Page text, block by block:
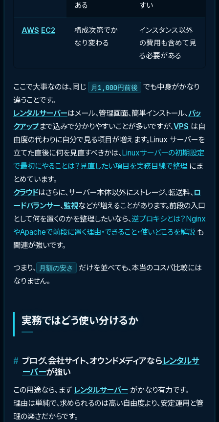
ある
すい
AWS EC2
構成次第でか
なり変わる
インスタンス以外
の費用も含めて見
る必要がある
ここで大事なのは、同じ 月1,000円前後
でも中身がかなり
違うことです。
レンタルサーバーはメール、管理画面、簡単インストール、バッ
クアップまで込みで分かりやすいことが多いですが、VPS は自
由度の代わりに自分で見る項目が増えます。Linux サーバーを
立てた直後に何を見直すべきかは、 Linuxサーバーの初期設定
で最初にやることは？見直したい項目を実務目線で整理 にま
とめています。
クラウドはさらに、サーバー本体以外にストレージ、転送料、 ロ
ードバランサー、監視などが増えることがあります。前段の入口
として何を置くのかを整理したいなら、逆プロキシとは？Nginx
やApacheで前段に置く理由・できること・使いどころを解説 も
関連が強いです。
つまり、 月額の安さ
だけを並べても、本当のコスパ比較には
なりません。
実務ではどう使い分けるか
ブログ、会社サイト、オウンドメディアならレンタルサ
ーバーが強い
この用途なら、まず レンタルサーバー がかなり有力です。
理由は単純で、求められるのは高い自由度より、安定運用と管
理の楽さだからです。